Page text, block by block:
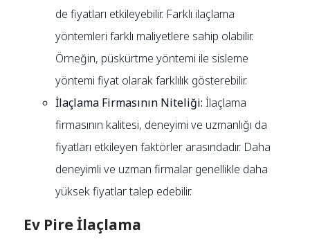
de fiyatları etkileyebilir. Farklı ilaçlama
yöntemleri farklı maliyetlere sahip olabilir.
Örneğin, püskürtme yöntemi ile sisleme
yöntemi fiyat olarak farklılık gösterebilir.
İlaçlama Firmasının Niteliği: İlaçlama
firmasının kalitesi, deneyimi ve uzmanlığı da
fiyatları etkileyen faktörler arasındadır. Daha
deneyimli ve uzman firmalar genellikle daha
yüksek fiyatlar talep edebilir.
Ev Pire İlaçlama